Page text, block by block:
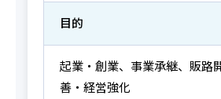
目的
起業・創業、事業承継、販路
善・経営強化